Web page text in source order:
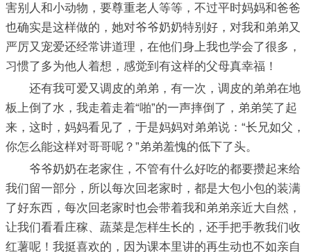
害别人和小动物，要尊重老人等等，不过平时妈妈和爸爸
也确实是这样做的，她对爷爷奶奶特别好，对我和弟弟又
严厉又宠爱还经常讲道理，在他们身上我也学会了很多，
习惯了多为他人着想，感觉到有这样的父母真幸福！
还有我可爱又调皮的弟弟，有一次，调皮的弟弟在地
板上倒了水，我走着走着“啪”的一声摔倒了，弟弟笑了起
来，这时，妈妈看见了，于是妈妈对弟弟说：“长兄如父，
你怎么能这样对哥哥呢？”弟弟羞愧的低下了头。
爷爷奶奶在老家住，不管有什么好吃的都要攒起来给
我们留一部分，所以每次回老家时，都是大包小包的装满
了好东西，每次回老家时也会带着我和弟弟亲近大自然，
让我们看看庄稼、蔬菜是怎样生长的，还手把手教我们收
红薯呢！我挺喜欢的，因为课本里讲的再生动也不如亲自